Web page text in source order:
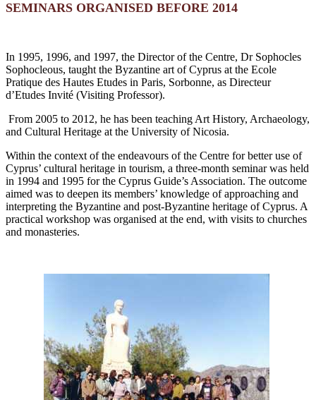
SEMINARS ORGANISED BEFORE 2014
In 1995, 1996, and 1997, the Director of the Centre, Dr Sophocles
Sophocleous, taught the Byzantine art of Cyprus at the Ecole
Pratique des Hautes Etudes in Paris, Sorbonne, as Directeur
d’Etudes Invité (Visiting Professor).
From 2005 to 2012, he has been teaching Art History, Archaeology,
and Cultural Heritage at the University of Nicosia.
Within the context of the endeavours of the Centre for better use of
Cyprus’ cultural heritage in tourism, a three-month seminar was held
in 1994 and 1995 for the Cyprus Guide’s Association. The outcome
aimed was to deepen its members’ knowledge of approaching and
interpreting the Byzantine and post-Byzantine heritage of Cyprus. A
practical workshop was organised at the end, with visits to churches
and monasteries.